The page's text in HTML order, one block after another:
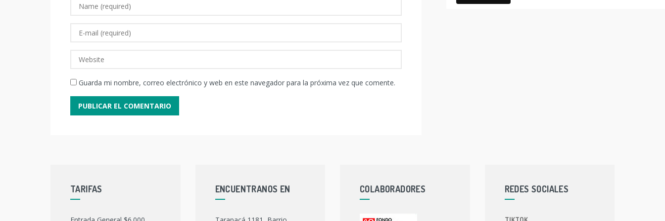
Guarda mi nombre, correo electrónico y web en este navegador para la próxima vez que comente.
TARIFAS ENCUENTRANOS EN COLABORADORES REDES SOCIALES